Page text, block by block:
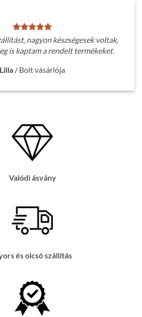
nagyon készségesek voltak,
is kaptam a rendelt termékeket.
Lilla / Bolt vásárlója
Valódi ásvány
és olcsó szállítás